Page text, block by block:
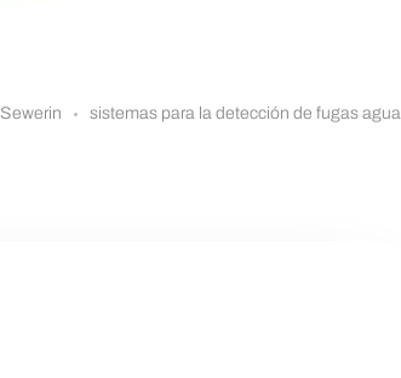
Sewerin sistemas para la detección de fugas agua